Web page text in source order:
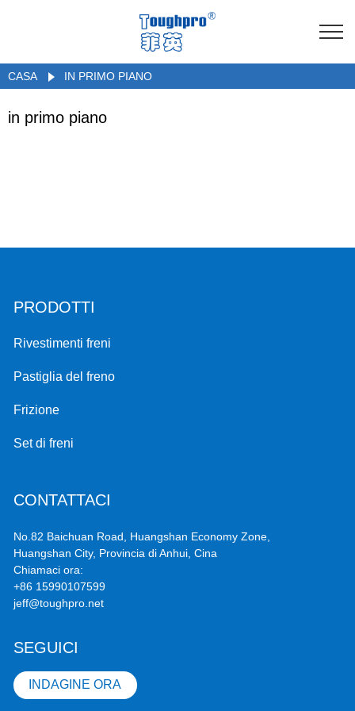
CASA IN PRIMO PIANO
in primo piano
PRODOTTI
Rivestimenti freni
Pastiglia del freno
Frizione
Set di freni
CONTATTACI
No.82 Baichuan Road, Huangshan Economy Zone,
Huangshan City, Provincia di Anhui, Cina
Chiamaci ora:
+86 15990107599
jeff@toughpro.net
SEGUICI
INDAGINE ORA